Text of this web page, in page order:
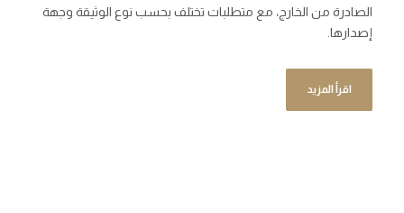
الصادرة من الخارج، مع متطلبات تختلف بحسب نوع الوثيقة وجهة
إصدارها.
اقرأ المزيد